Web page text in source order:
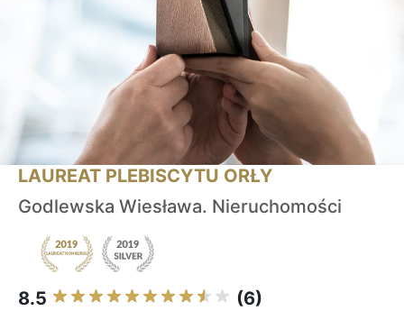
LAUREAT PLEBISCYTU ORŁY
Godlewska Wiesława. Nieruchomości
8.5 (6)